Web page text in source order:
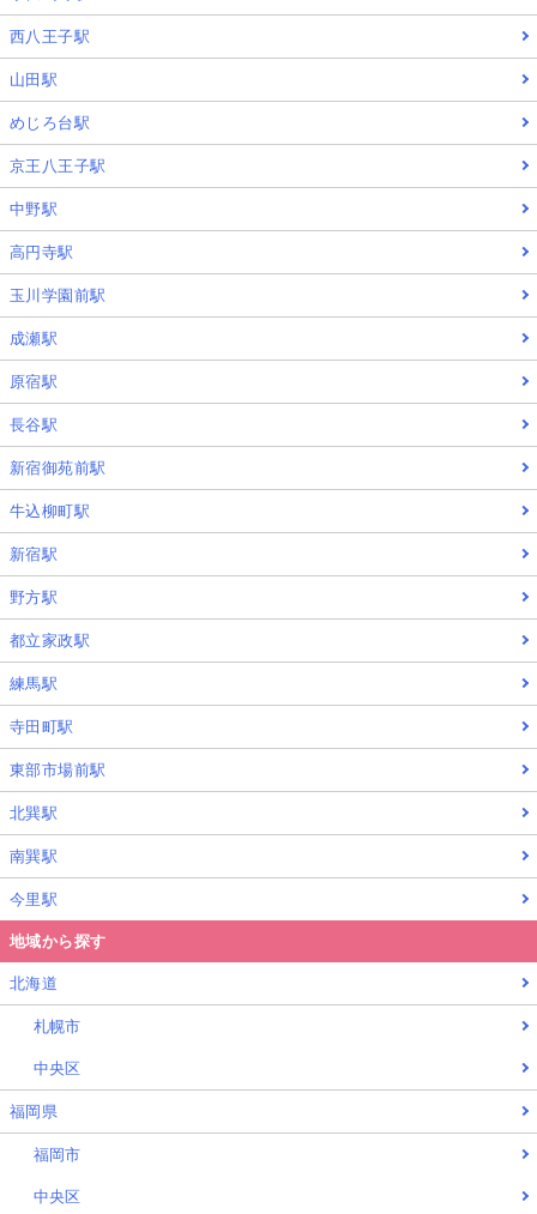
西八王子駅
山田駅
めじろ台駅
京王八王子駅
中野駅
高円寺駅
玉川学園前駅
成瀬駅
原宿駅
長谷駅
新宿御苑前駅
牛込柳町駅
新宿駅
野方駅
都立家政駅
練馬駅
寺田町駅
東部市場前駅
北巽駅
南巽駅
今里駅
地域から探す
北海道
札幌市
中央区
福岡県
福岡市
中央区